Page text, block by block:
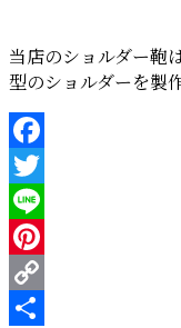
当店のショルダー鞄
型のショルダーを製
Facebook
Twitter
Line
Pinterest
Copy